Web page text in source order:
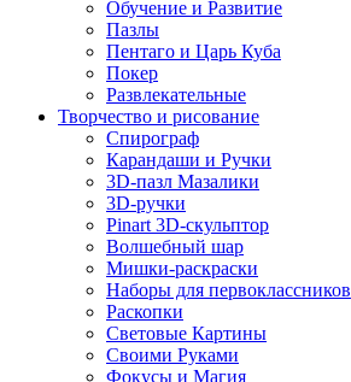
Обучение и Развитие
Пазлы
Пентаго и Царь Куба
Покер
Развлекательные
Творчество и рисование
Спирограф
Карандаши и Ручки
3D-пазл Мазалики
3D-ручки
Pinart 3D-скульптор
Волшебный шар
Мишки-раскраски
Наборы для первоклассников
Раскопки
Световые Картины
Своими Руками
Фокусы и Магия